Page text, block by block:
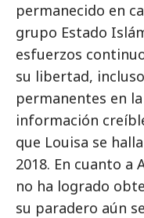
permanecido en
grupo Estado
esfuerzos
su libertad,
permanentes en
información
que Louisa se
2018. En cuanto a
no ha logrado
su paradero aún